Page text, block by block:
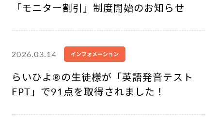
「モニター割引」制度開始のお知らせ
2026.03.14 インフォメーション
らいひよ®︎の生徒様が「英語発音テスト
EPT」で91点を取得されました！